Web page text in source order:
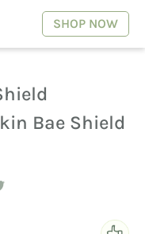
SHOP NOW
Bae Shield